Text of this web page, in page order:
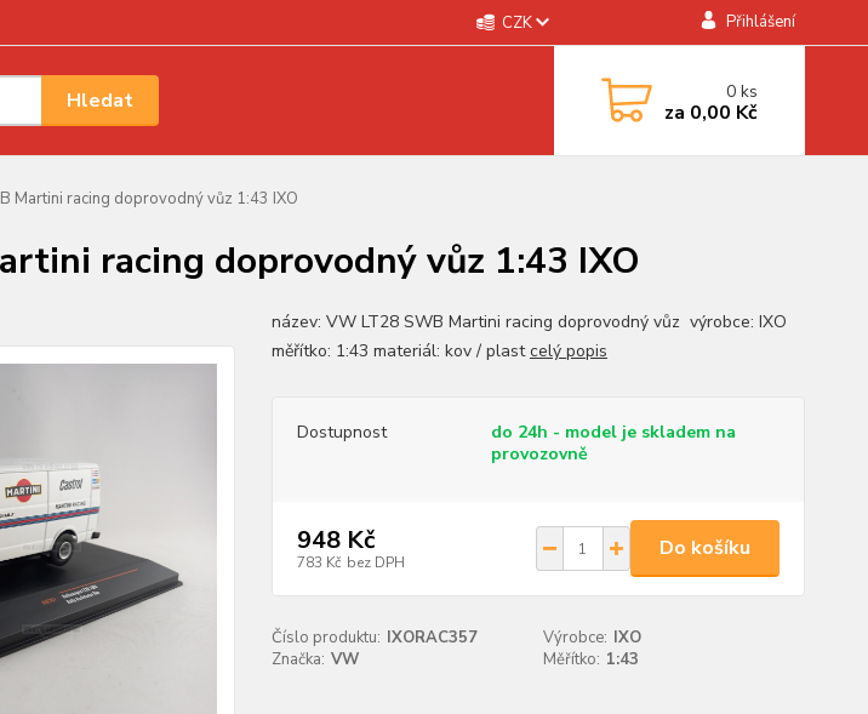
CZK Přihlášení
Hledat 0ks
za 0,00 Kč
Martini racing doprovodný vůz 1:43 IXO
racing doprovodný vůz 1:43 IXO
název: VW LT28 SWB Martini racing doprovodný vůz výrobce: IXO
měřítko: 1:43 materiál: kov / plastcelý popis
Dostupnost
do 24h - model je skladem na
provozovně
948 Kč
783 Kč bez DPH
Do košíku
Číslo produktu: IXORAC357 Výrobce: IXO
Značka: VW Měřítko: 1:43